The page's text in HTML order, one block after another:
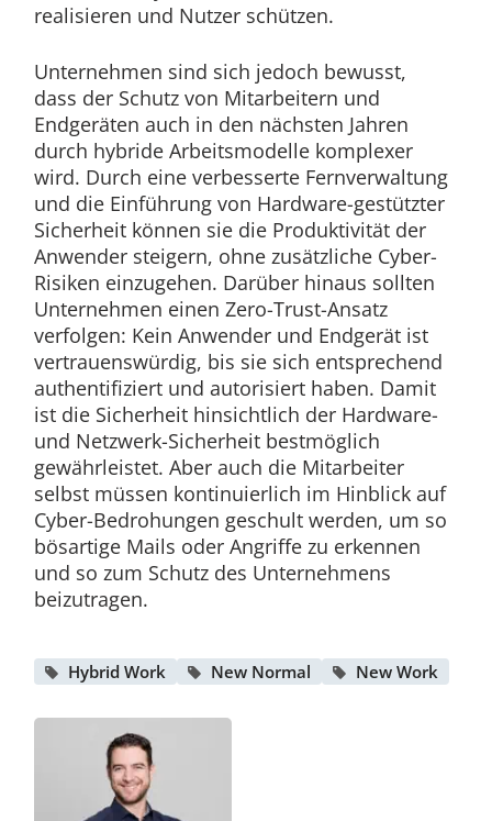
realisieren und Nutzer schützen.
Unternehmen sind sich jedoch bewusst,
dass der Schutz von Mitarbeitern und
Endgeräten auch in den nächsten Jahren
durch hybride Arbeitsmodelle komplexer
wird. Durch eine verbesserte Fernverwaltung
und die Einführung von Hardware-gestützter
Sicherheit können sie die Produktivität der
Anwender steigern, ohne zusätzliche Cyber-
Risiken einzugehen. Darüber hinaus sollten
Unternehmen einen Zero-Trust-Ansatz
verfolgen: Kein Anwender und Endgerät ist
vertrauenswürdig, bis sie sich entsprechend
authentifiziert und autorisiert haben. Damit
ist die Sicherheit hinsichtlich der Hardware-
und Netzwerk-Sicherheit bestmöglich
gewährleistet. Aber auch die Mitarbeiter
selbst müssen kontinuierlich im Hinblick auf
Cyber-Bedrohungen geschult werden, um so
bösartige Mails oder Angriffe zu erkennen
und so zum Schutz des Unternehmens
beizutragen.
Hybrid Work New Normal New Work